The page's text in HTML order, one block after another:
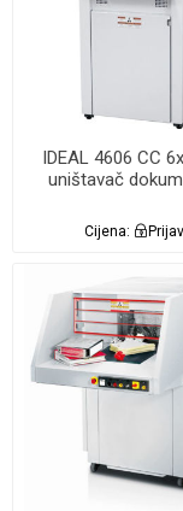
IDEAL 4606 CC
uništavač
Cijena: